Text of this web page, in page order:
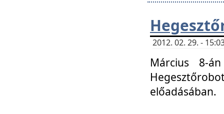
2012. 02. 29. -
Március 8-
előadásában.